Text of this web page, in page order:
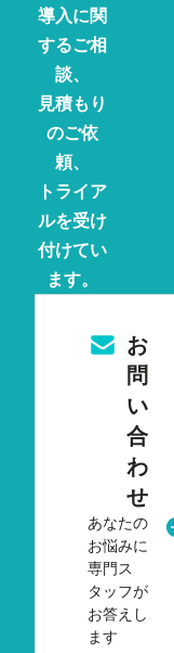
導入に関
するご相
談、
見積もり
のご依
頼、
トライア
ルを受け
付けてい
ます。
お
問
い
合
わ
せ
あなたの
お悩みに
専門ス
タッフが
お答えし
ます